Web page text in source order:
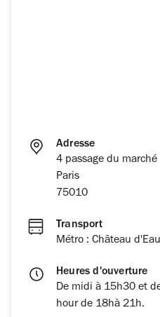
Adresse
4 passage du marché
Paris
75010
Transport
Métro : Château d'Eau
Heures d'ouverture
De midi à 15h30 et
hour de 18hà 21h.